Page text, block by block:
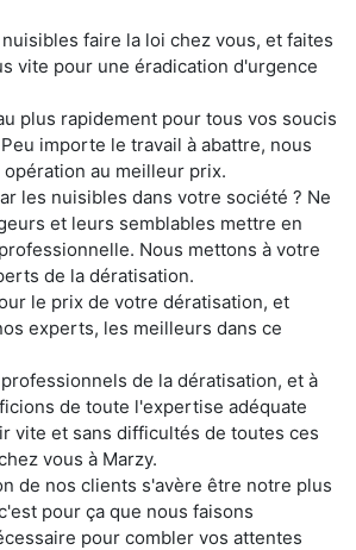
faire la loi chez vous, et faites
vite pour une éradication d'urgence
plus rapidement pour tous vos soucis
importe le travail à abattre, nous
au meilleur prix.
les nuisibles dans votre société ? Ne
et leurs semblables mettre en
Nous mettons à votre
de la dératisation.
le prix de votre dératisation, et
experts, les meilleurs dans ce
de la dératisation, et à
de toute l'expertise adéquate
vite et sans difficultés de toutes ces
vous à Marzy.
de nos clients s'avère être notre plus
pour ça que nous faisons
pour combler vos attentes